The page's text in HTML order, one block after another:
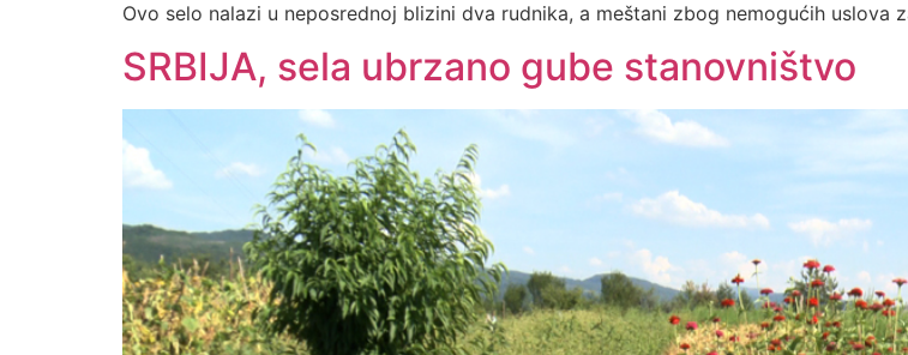
Ovo selo nalazi u neposrednoj blizini dva rudnika, a meštani zbog nemogućih uslova
SRBIJA, sela ubrzano gube stanovništvo